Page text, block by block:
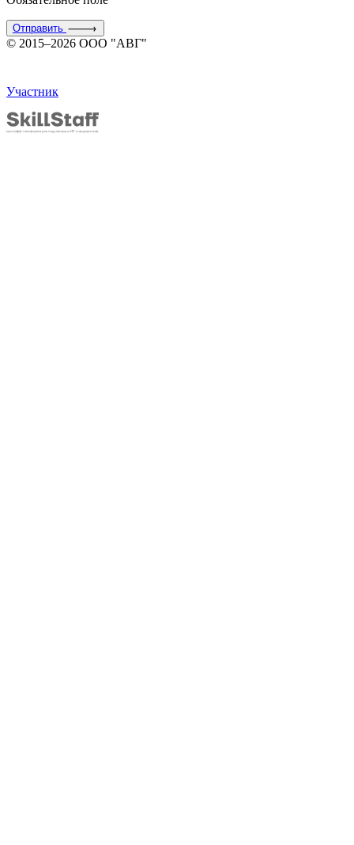
Отправить
© 2015–2026 ООО "АВГ"
Участник